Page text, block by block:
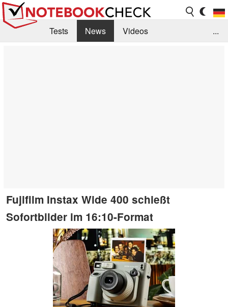
Tests News
Videos
...
Fujifilm Instax Wide 400 schießt
Sofortbilder im 16:10-Format